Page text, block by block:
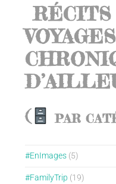
( PAR
#EnImages(5)
#FamilyTrip (19)